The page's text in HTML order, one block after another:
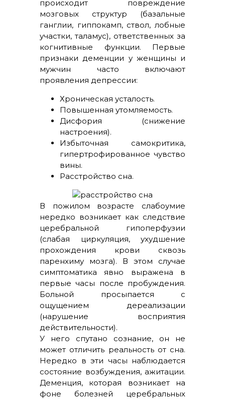
происходит повреждение
мозговых структур (базальные
ганглии, гиппокамп, ствол, лобные
участки, таламус), ответственных за
когнитивные функции. Первые
признаки деменции у женщины и
мужчин часто включают
проявления депрессии:
Хроническая усталость.
Повышенная утомляемость.
Дисфория (снижение
настроения).
Избыточная самокритика,
гипертрофированное чувство
вины.
Расстройство сна.
В пожилом возрасте слабоумие
нередко возникает как следствие
церебральной гипоперфузии
(слабая циркуляция, ухудшение
прохождения крови сквозь
паренхиму мозга). В этом случае
симптоматика явно выражена в
первые часы после пробуждения.
Больной просыпается с
ощущением дереализации
(нарушение восприятия
действительности).
У него спутано сознание, он не
может отличить реальность от сна.
Нередко в эти часы наблюдается
состояние возбуждения, ажитации.
Деменция, которая возникает на
фоне болезней церебральных